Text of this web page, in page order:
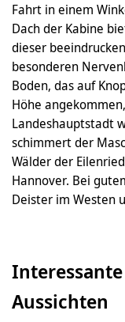
Fahrt in einem
Dach der Kabine
dieser
besonderen
Boden, das auf
Höhe
Landeshauptstadt
schimmert der
Wälder der
Hannover. Bei
Deister im Westen
Aussichten